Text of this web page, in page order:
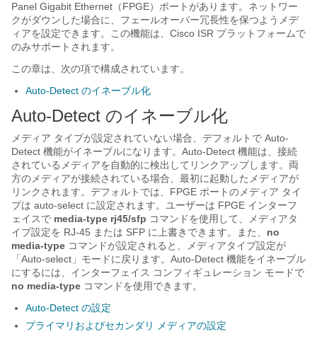
Panel Gigabit Ethernet（FPGE）ポートがあります。ネットワー
クがダウンした場合に、フェールオーバー冗長性を保つようメデ
ィアを設定できます。この機能は、Cisco ISR プラットフォームで
のみサポートされます。
この章は、次の項で構成されています。
Auto-Detect のイネーブル化
Auto-Detect のイネーブル化
メディア タイプが設定されていない場合、デフォルトで Auto-
Detect 機能がイネーブルになります。Auto-Detect 機能は、接続
されているメディアを自動的に検出してリンクアップします。両
方のメディアが接続されている場合、最初に起動したメディアが
リンクされます。デフォルトでは、FPGE ポートのメディア タイ
プは auto-select に設定されます。ユーザーは FPGE インターフ
ェイスで media-type rj45/sfp コマンドを使用して、メディアタ
イプ設定を RJ-45 または SFP に上書きできます。また、 no
media-type コマンドが設定されると、メディアタイプ設定が
「Auto-select」モードに戻ります。Auto-Detect 機能をイネーブル
にするには、インターフェイス コンフィギュレーション モードで
no media-type コマンドを使用できます。
Auto-Detect の設定
プライマリおよびセカンダリ メディアの設定